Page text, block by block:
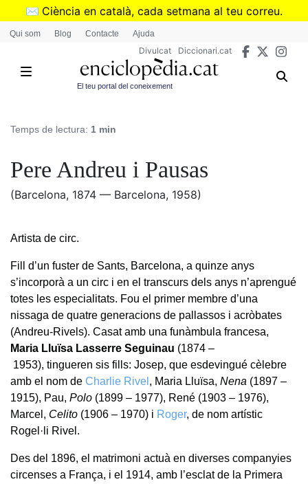
Vés
✉️ Ciència en català, cada setmana al teu correu.
➜Subscriu-te al butlletí de Divulcat
Qui som Blog Contacte Ajuda
Divulcat Diccionari.cat
El teu portal del coneixement
Temps de lectura: 1 min
Pere Andreu i Pausas
(Barcelona, 1874 — Barcelona, 1958)
Artista de circ.
Fill d’un fuster de Sants, Barcelona, a quinze anys
s’incorporà a un circ i en el transcurs dels anys n’aprengué
totes les especialitats. Fou el primer membre d’una
nissaga de quatre generacions de pallassos i acròbates
(Andreu-Rivels). Casat amb una funàmbula francesa,
Maria Lluïsa Lasserre Seguinau (1874 –
1953), tingueren sis fills: Josep, que esdevingué cèlebre
amb el nom de Charlie Rivel , Maria Lluïsa, Nena (1897 –
1915), Pau, Polo (1899 – 1977), René (1903 – 1976),
Marcel, Celito (1906 – 1970) i Roger, de nom artístic
Rogel·li Rivel.
Des del 1896, el matrimoni actuà en diverses companyies
circenses a França, i el 1914, amb l’esclat de la Primera